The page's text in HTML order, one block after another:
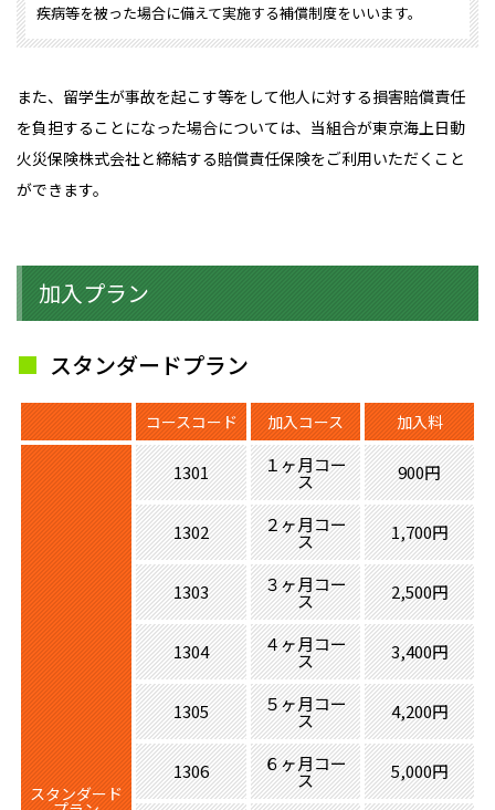
疾病等を被った場合に備えて実施する補償制度をいいます。
また、留学生が事故を起こす等をして他人に対する損害賠償責任
を負担することになった場合については、当組合が東京海上日動
火災保険株式会社と締結する賠償責任保険をご利用いただくこと
ができます。
加入プラン
スタンダードプラン
コースコード 加入コース 加入料
スタンダード
1301 １ヶ月コー
ス 900円
1302 ２ヶ月コー
ス 1,700円
1303 ３ヶ月コー
ス 2,500円
1304 ４ヶ月コー
ス 3,400円
1305 ５ヶ月コー
ス 4,200円
1306 ６ヶ月コー
ス 5,000円